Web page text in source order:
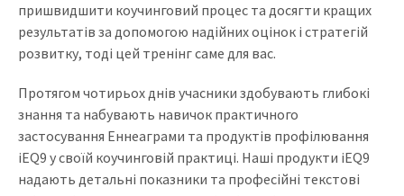
пришвидшити коучинговий процес та досягти кращих
результатів за допомогою надійних оцінок і стратегій
розвитку, тоді цей тренінг саме для вас.
Протягом чотирьох днів учасники здобувають глибокі
знання та набувають навичок практичного
застосування Еннеаграми та продуктів профілювання
iEQ9 у своїй коучинговій практиці. Наші продукти iEQ9
надають детальні показники та професійні текстові